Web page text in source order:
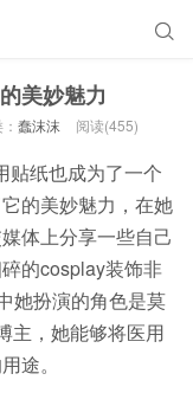

美妙魅力
蠢沫沫 阅读(455)
贴纸也成为了一个
的美妙魅力，在她
体上分享一些自己
的cosplay装饰非
她扮演的角色是莫
主，她能够将医用
途。